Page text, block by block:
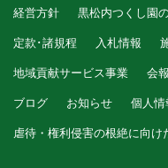
経営方針
黒松内つくし園
定款･諸規程
入札情報
地域貢献サービス事業
会
ブログ
お知らせ
個人
虐待・権利侵害の根絶に向け